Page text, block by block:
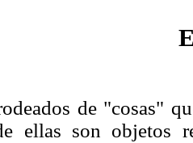
de "cosas"
ellas son objetos